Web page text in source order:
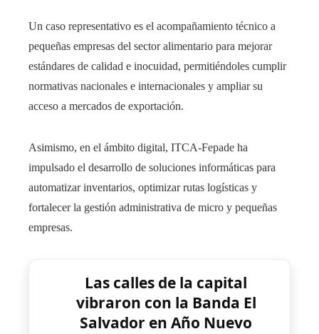
Un caso representativo es el acompañamiento técnico a
pequeñas empresas del sector alimentario para mejorar
estándares de calidad e inocuidad, permitiéndoles cumplir
normativas nacionales e internacionales y ampliar su
acceso a mercados de exportación.
Asimismo, en el ámbito digital, ITCA-Fepade ha
impulsado el desarrollo de soluciones informáticas para
automatizar inventarios, optimizar rutas logísticas y
fortalecer la gestión administrativa de micro y pequeñas
empresas.
Las calles de la capital
vibraron con la Banda El
Salvador en Año Nuevo